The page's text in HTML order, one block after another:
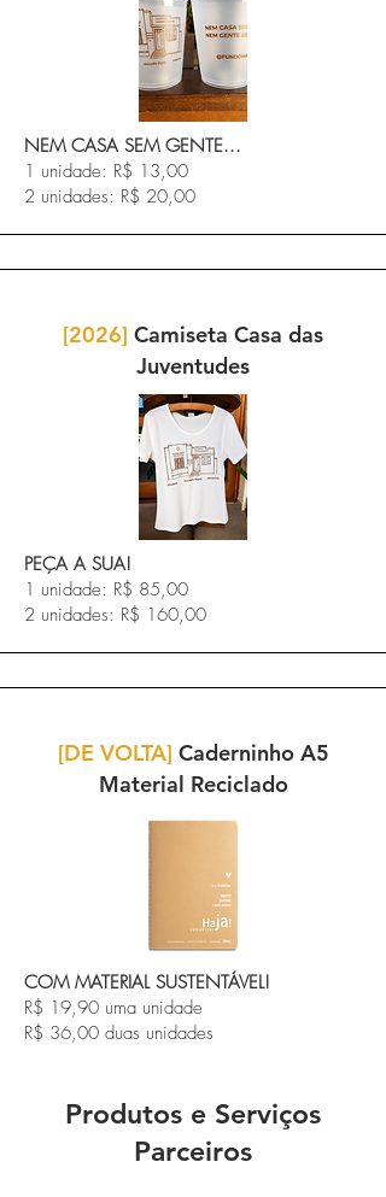
NEM CASA SEM GENTE...
1 unidade: R$ 13,00
2 unidades: R$ 20,00
[2026] Camiseta Casa das
Juventudes
PEÇA A SUA!
1 unidade: R$ 85,00
2 unidades: R$ 160,00
[DE VOLTA] Caderninho A5
Material Reciclado
COM MATERIAL SUSTENTÁVEL!
R$ 19,90 uma unidade
R$ 36,00 duas unidades
Produtos e Serviços
Parceiros